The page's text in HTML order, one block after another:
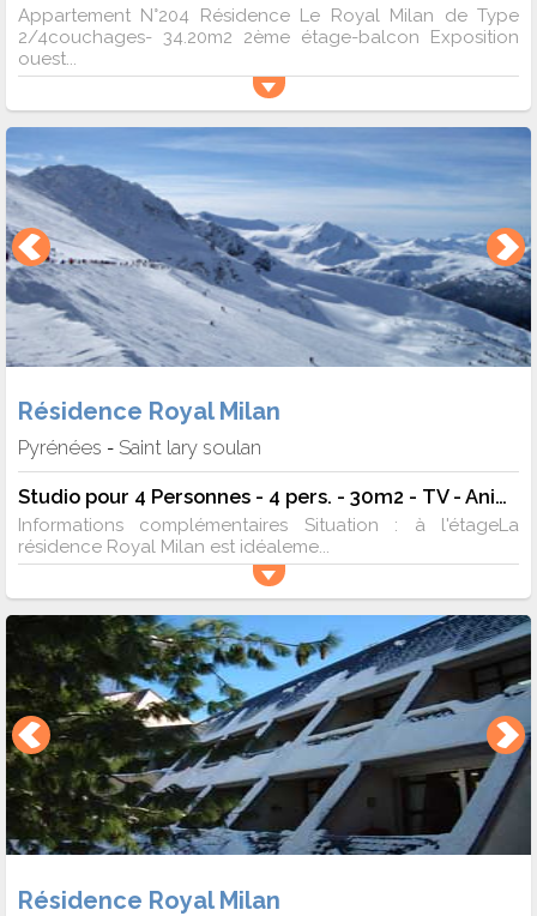
Appartement N°204 Résidence Le Royal Milan de Type
2/4couchages- 34.20m2 2ème étage-balcon Exposition
ouest...
Résidence Royal Milan
Pyrénées - Saint lary soulan
Studio pour 4 Personnes - 4 pers. - 30m2 - TV - Animaux admis
Informations complémentaires Situation : à l'étageLa
résidence Royal Milan est idéaleme...
Résidence Royal Milan